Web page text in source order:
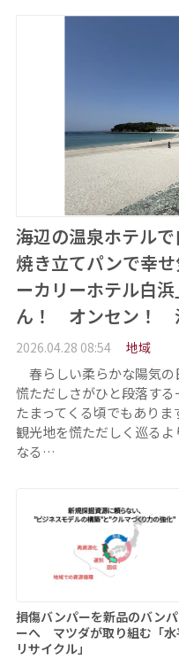
海辺の温泉ホテル
焼き立てパンで幸
ーカリーホテル白
ん！ オンセン！
2026.04.28 08:54 地域
春らしい柔らかな陽気の
慌ただしさがひと段落す
たまってくる頃でもあり
観光地を慌ただしく巡る
なる…
損傷バンパーを新品のバンパ
ーへ マツダが取り組む「水
リサイクル」